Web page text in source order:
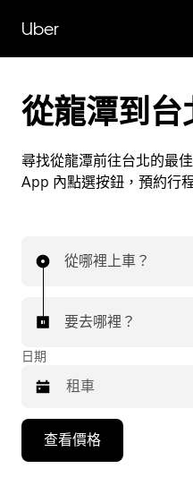
Uber
從龍潭到
尋找從龍潭前往台北的最
App 內點選按鈕，預約行
從哪裡上車？
要去哪裡？
日期
向
查看價格